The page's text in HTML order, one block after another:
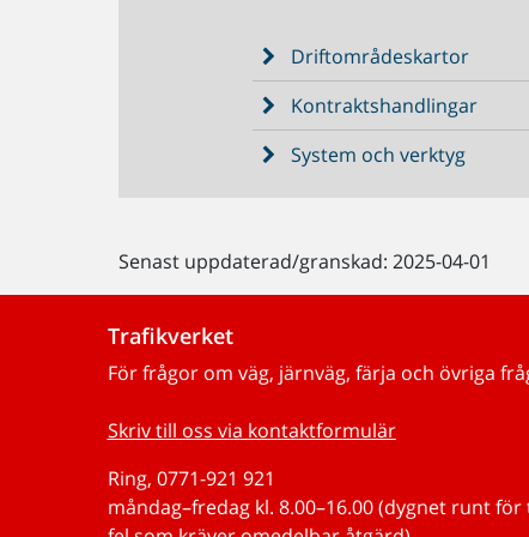
Driftområdeskartor
Kontraktshandlingar
System och verktyg
Senast uppdaterad/granskad: 2025-04-01
Trafikverket
För frågor om väg, järnväg, färja och övriga
Skriv till oss via kontaktformulär
Ring, 0771-921 921
måndag–fredag kl. 8.00–16.00 (dygnet runt